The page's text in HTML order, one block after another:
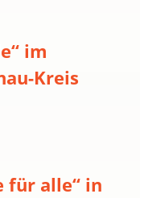
im
Kreis
für alle“ in